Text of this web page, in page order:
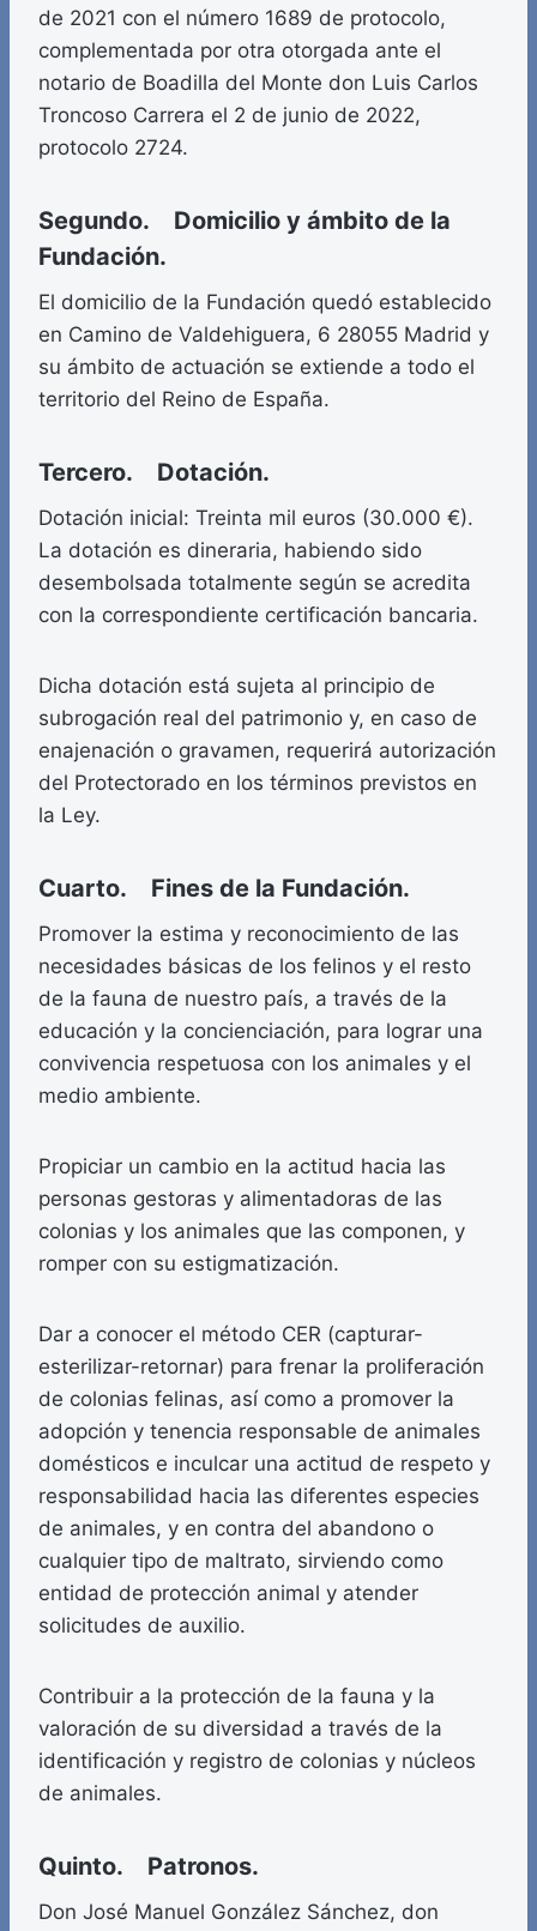
de 2021 con el número 1689 de protocolo,
complementada por otra otorgada ante el
notario de Boadilla del Monte don Luis Carlos
Troncoso Carrera el 2 de junio de 2022,
protocolo 2724.
Segundo. Domicilio y ámbito de la
Fundación.
El domicilio de la Fundación quedó establecido
en Camino de Valdehiguera, 6 28055 Madrid y
su ámbito de actuación se extiende a todo el
territorio del Reino de España.
Tercero. Dotación.
Dotación inicial: Treinta mil euros (30.000 €).
La dotación es dineraria, habiendo sido
desembolsada totalmente según se acredita
con la correspondiente certificación bancaria.
Dicha dotación está sujeta al principio de
subrogación real del patrimonio y, en caso de
enajenación o gravamen, requerirá autorización
del Protectorado en los términos previstos en
la Ley.
Cuarto. Fines de la Fundación.
Promover la estima y reconocimiento de las
necesidades básicas de los felinos y el resto
de la fauna de nuestro país, a través de la
educación y la concienciación, para lograr una
convivencia respetuosa con los animales y el
medio ambiente.
Propiciar un cambio en la actitud hacia las
personas gestoras y alimentadoras de las
colonias y los animales que las componen, y
romper con su estigmatización.
Dar a conocer el método CER (capturar-
esterilizar-retornar) para frenar la proliferación
de colonias felinas, así como a promover la
adopción y tenencia responsable de animales
domésticos e inculcar una actitud de respeto y
responsabilidad hacia las diferentes especies
de animales, y en contra del abandono o
cualquier tipo de maltrato, sirviendo como
entidad de protección animal y atender
solicitudes de auxilio.
Contribuir a la protección de la fauna y la
valoración de su diversidad a través de la
identificación y registro de colonias y núcleos
de animales.
Quinto. Patronos.
Don José Manuel González Sánchez, don